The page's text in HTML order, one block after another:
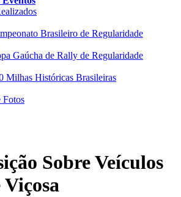
Brasileiro de Regularidade
Gaúcha de Rally de Regularidade
Milhas Históricas Brasileiras
Fotos
Sobre Veículos